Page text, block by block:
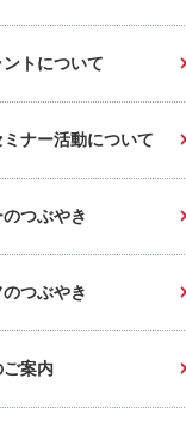
トについて
ナー活動について
のつぶやき
つぶやき
案内